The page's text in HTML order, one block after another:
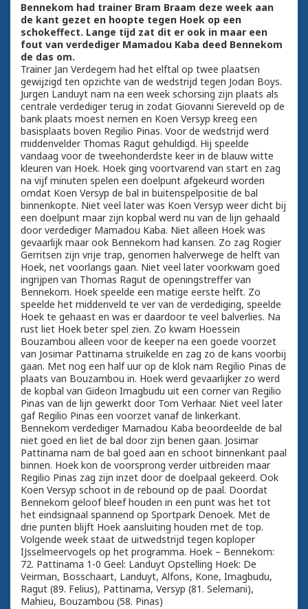
Bennekom had trainer Bram Braam deze week aan
de kant gezet en hoopte tegen Hoek op een
schokeffect. Lange tijd zat dit er ook in maar een
fout van verdediger Mamadou Kaba deed Bennekom
de das om.
Trainer Jan Verdegem had het elftal op twee plaatsen
gewijzigd ten opzichte van de wedstrijd tegen Jodan Boys.
Jurgen Landuyt nam na een week schorsing zijn plaats als
centrale verdediger terug in zodat Giovanni Siereveld op de
bank plaats moest nemen en Koen Versyp kreeg een
basisplaats boven Regilio Pinas. Voor de wedstrijd werd
middenvelder Thomas Ragut gehuldigd. Hij speelde
vandaag voor de tweehonderdste keer in de blauw witte
kleuren van Hoek. Hoek ging voortvarend van start en zag
na vijf minuten spelen een doelpunt afgekeurd worden
omdat Koen Versyp de bal in buitenspelpositie de bal
binnenkopte. Niet veel later was Koen Versyp weer dicht bij
een doelpunt maar zijn kopbal werd nu van de lijn gehaald
door verdediger Mamadou Kaba. Niet alleen Hoek was
gevaarlijk maar ook Bennekom had kansen. Zo zag Rogier
Gerritsen zijn vrije trap, genomen halverwege de helft van
Hoek, net voorlangs gaan. Niet veel later voorkwam goed
ingrijpen van Thomas Ragut de openingstreffer van
Bennekom. Hoek speelde een matige eerste helft. Zo
speelde het middenveld te ver van de verdediging, speelde
Hoek te gehaast en was er daardoor te veel balverlies. Na
rust liet Hoek beter spel zien. Zo kwam Hoessein
Bouzambou alleen voor de keeper na een goede voorzet
van Josimar Pattinama struikelde en zag zo de kans voorbij
gaan. Met nog een half uur op de klok nam Regilio Pinas de
plaats van Bouzambou in. Hoek werd gevaarlijker zo werd
de kopbal van Gideon Imagbudu uit een corner van Regilio
Pinas van de lijn gewerkt door Tom Verhaar. Niet veel later
gaf Regilio Pinas een voorzet vanaf de linkerkant.
Bennekom verdediger Mamadou Kaba beoordeelde de bal
niet goed en liet de bal door zijn benen gaan. Josimar
Pattinama nam de bal goed aan en schoot binnenkant paal
binnen. Hoek kon de voorsprong verder uitbreiden maar
Regilio Pinas zag zijn inzet door de doelpaal gekeerd. Ook
Koen Versyp schoot in de rebound op de paal. Doordat
Bennekom geloof bleef houden in een punt was het tot
het eindsignaal spannend op Sportpark Denoek. Met de
drie punten blijft Hoek aansluiting houden met de top.
Volgende week staat de uitwedstrijd tegen koploper
IJsselmeervogels op het programma. Hoek – Bennekom:
72. Pattinama 1-0 Geel: Landuyt Opstelling Hoek: De
Veirman, Bosschaart, Landuyt, Alfons, Kone, Imagbudu,
Ragut (89. Felius), Pattinama, Versyp (81. Selemani),
Mahieu, Bouzambou (58. Pinas)